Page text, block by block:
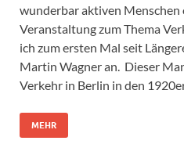
wunderbar aktiven Menschen
Veranstaltung zum Thema
ich zum ersten Mal seit
Martin Wagner an. Dieser
Verkehr in Berlin in den
MEHR